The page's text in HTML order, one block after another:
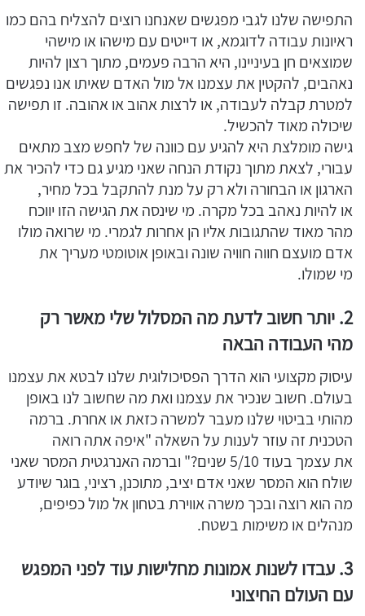
התפישה שלנו לגבי מפגשים שאנחנו רוצים להצליח בהם כמו
ראיונות עבודה לדוגמא, או דייטים עם מישהו או מישהי
שמוצאים חן בעיניינו, היא הרבה פעמים, מתוך רצון להיות
נאהבים, להקטין את עצמנו אל מול האדם שאיתו אנו נפגשים
למטרת קבלה לעבודה, או לרצות אהוב או אהובה. זו תפישה
שיכולה מאוד להכשיל.
גישה מומלצת היא להגיע עם כוונה של לחפש מצב מתאים
עבורי, לצאת מתוך נקודת הנחה שאני מגיע גם כדי להכיר את
הארגון או הבחורה ולא רק על מנת להתקבל בכל מחיר,
או להיות נאהב בכל מקרה. מי שינסה את הגישה הזו יווכח
מהר מאוד שהתגובות אליו הן אחרות לגמרי. מי שרואה מולו
אדם מועצם חווה חוויה שונה ובאופן אוטומטי מעריך את
מי שמולו.
2. יותר חשוב לדעת מה המסלול שלי מאשר רק
מהי העבודה הבאה
עיסוק מקצועי הוא הדרך הפסיכולוגית שלנו לבטא את עצמנו
בעולם. חשוב שנכיר את עצמנו ואת מה שחשוב לנו באופן
מהותי בביטוי שלנו מעבר למשרה כזאת או אחרת. ברמה
הטכנית זה עוזר לענות על השאלה "איפה אתה רואה
את עצמך בעוד 5/10 שנים?" וברמה האנרגטית המסר שאני
שולח הוא המסר שאני אדם יציב, מתוכנן, רציני, בוגר שיודע
מה הוא רוצה ובכך משרה אווירת בטחון אל מול כפיפים,
מנהלים או משימות בשטח.
3. עבדו לשנות אמונות מחלישות עוד לפני המפגש
עם העולם החיצוני